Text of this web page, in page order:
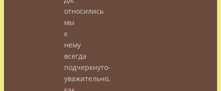
относились
мы
к
нему
всегда
подчеркнуто-
уважительно,